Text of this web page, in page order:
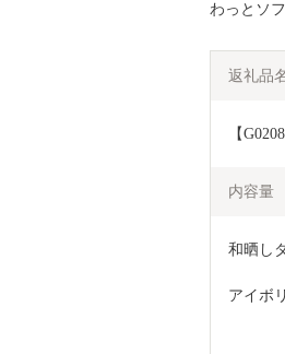
わっとソ
返礼品
【
内容量
和晒し
アイボ